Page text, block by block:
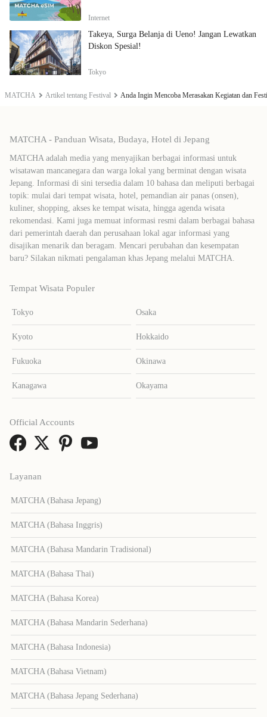
MATCHA Artikel tentang Festival Anda Ingin Mencoba Merasakan Kegiatan dan
Internet
Takeya, Surga Belanja di Ueno! Jangan Lewatkan
Diskon Spesial!
Tokyo
MATCHA - Panduan Wisata, Budaya, Hotel di Jepang
MATCHA adalah media yang menyajikan berbagai informasi untuk
wisatawan mancanegara dan warga lokal yang berminat dengan wisata
Jepang. Informasi di sini tersedia dalam 10 bahasa dan meliputi berbagai
topik: mulai dari tempat wisata, hotel, pemandian air panas (onsen),
kuliner, shopping, akses ke tempat wisata, hingga agenda wisata
rekomendasi. Kami juga memuat informasi resmi dalam berbagai bahasa
dari pemerintah daerah dan perusahaan lokal agar informasi yang
disajikan menarik dan beragam. Mencari perubahan dan kesempatan
baru? Silakan nikmati pengalaman khas Jepang melalui MATCHA.
Tempat Wisata Populer
Tokyo Osaka
Kyoto Hokkaido
Fukuoka Okinawa
Kanagawa Okayama
Layanan
MATCHA (Bahasa Jepang)
MATCHA (Bahasa Inggris)
MATCHA (Bahasa Mandarin Tradisional)
MATCHA (Bahasa Thai)
MATCHA (Bahasa Korea)
MATCHA (Bahasa Mandarin Sederhana)
MATCHA (Bahasa Indonesia)
MATCHA (Bahasa Vietnam)
MATCHA (Bahasa Jepang Sederhana)
Official Accounts